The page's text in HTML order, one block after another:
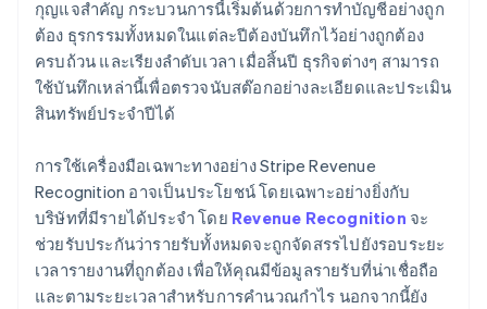
กุญแจสำคัญ กระบวนการนี้เริ่มต้นด้วยการทำบัญชีอย่างถูก
ต้อง ธุรกรรมทั้งหมดในแต่ละปีต้องบันทึกไว้อย่างถูกต้อง
ครบถ้วน และเรียงลำดับเวลา เมื่อสิ้นปี ธุรกิจต่างๆ สามารถ
ใช้บันทึกเหล่านี้เพื่อตรวจนับสต๊อกอย่างละเอียดและประเมิน
สินทรัพย์ประจำปีได้
การใช้เครื่องมือเฉพาะทางอย่าง Stripe Revenue
Recognition อาจเป็นประโยชน์ โดยเฉพาะอย่างยิ่งกับ
บริษัทที่มีรายได้ประจำ โดย Revenue Recognition จะ
ช่วยรับประกันว่ารายรับทั้งหมดจะถูกจัดสรรไปยังรอบระยะ
เวลารายงานที่ถูกต้อง เพื่อให้คุณมีข้อมูลรายรับที่น่าเชื่อถือ
และตามระยะเวลาสำหรับการคำนวณกำไร นอกจากนี้ยัง